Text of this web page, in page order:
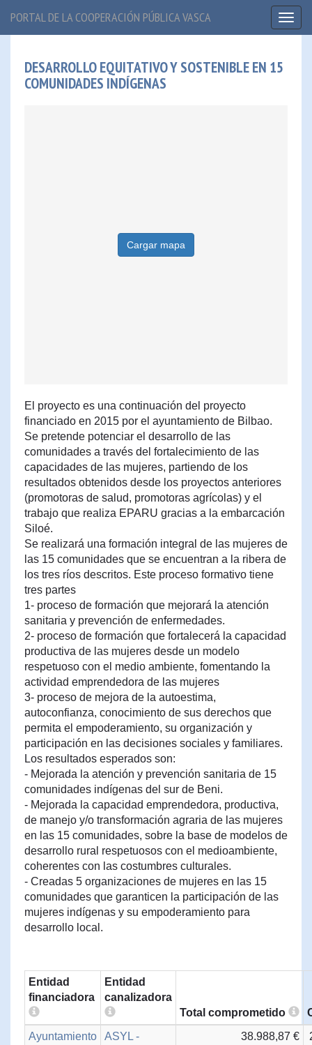
PORTAL DE LA COOPERACIÓN PÚBLICA VASCA
DESARROLLO EQUITATIVO Y SOSTENIBLE EN 15
COMUNIDADES INDÍGENAS
Cargar mapa
El proyecto es una continuación del proyecto
financiado en 2015 por el ayuntamiento de Bilbao.
Se pretende potenciar el desarrollo de las
comunidades a través del fortalecimiento de las
capacidades de las mujeres, partiendo de los
resultados obtenidos desde los proyectos anteriores
(promotoras de salud, promotoras agrícolas) y el
trabajo que realiza EPARU gracias a la embarcación
Siloé.
Se realizará una formación integral de las mujeres de
las 15 comunidades que se encuentran a la ribera de
los tres ríos descritos. Este proceso formativo tiene
tres partes
1- proceso de formación que mejorará la atención
sanitaria y prevención de enfermedades.
2- proceso de formación que fortalecerá la capacidad
productiva de las mujeres desde un modelo
respetuoso con el medio ambiente, fomentando la
actividad emprendedora de las mujeres
3- proceso de mejora de la autoestima,
autoconfianza, conocimiento de sus derechos que
permita el empoderamiento, su organización y
participación en las decisiones sociales y familiares.
Los resultados esperados son:
- Mejorada la atención y prevención sanitaria de 15
comunidades indígenas del sur de Beni.
- Mejorada la capacidad emprendedora, productiva,
de manejo y/o transformación agraria de las mujeres
en las 15 comunidades, sobre la base de modelos de
desarrollo rural respetuosos con el medioambiente,
coherentes con las costumbres culturales.
- Creadas 5 organizaciones de mujeres en las 15
comunidades que garanticen la participación de las
mujeres indígenas y su empoderamiento para
desarrollo local.
Entidad
financiadora
Entidad
canalizadora
Total comprometido
Ayuntamiento
ASYL -
38.988,87 €